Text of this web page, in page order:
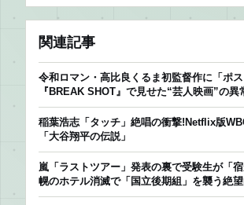
関連記事
令和ロマン・高比良くるま初監督作に「ポ
『BREAK SHOT』で見せた“芸人映画”の異
稲葉浩志「タッチ」絶唱の衝撃!Netflix版
「大谷翔平の伝説」
嵐「ラストツアー」発表の裏で受験生が「
幌のホテル消滅で「国立後期組」を襲う絶